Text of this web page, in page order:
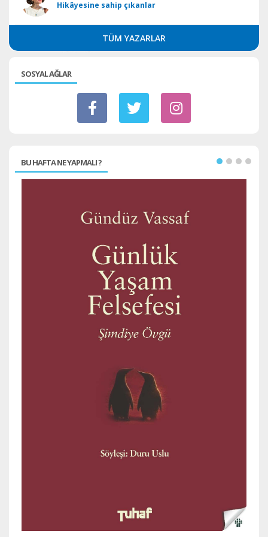
Hikâyesine sahip çıkanlar
TÜM YAZARLAR
SOSYAL AĞLAR
BU HAFTA NE YAPMALI ?